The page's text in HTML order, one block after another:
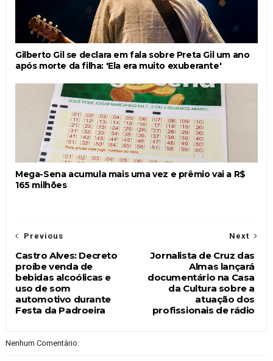
Gilberto Gil se declara em fala sobre Preta Gil um ano
após morte da filha: 'Ela era muito exuberante'
Mega-Sena acumula mais uma vez e prêmio vai a R$
165 milhões
Next
Jornalista de Cruz das
Almas lançará
documentário na Casa
da Cultura sobre a
atuação dos
profissionais de rádio
Previous
Castro Alves: Decreto
proíbe venda de
bebidas alcoólicas e
uso de som
automotivo durante
Festa da Padroeira
Nenhum Comentário: